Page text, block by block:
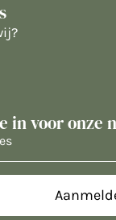
in voor onze